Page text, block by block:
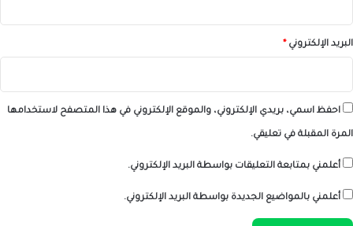
البريد الإلكتروني*
احفظ اسمي، بريدي الإلكتروني، والموقع الإلكتروني في هذا المتصفح لاستخدامها
المرة المقبلة في تعليقي.
أعلمني بمتابعة التعليقات بواسطة البريد الإلكتروني.
أعلمني بالمواضيع الجديدة بواسطة البريد الإلكتروني.